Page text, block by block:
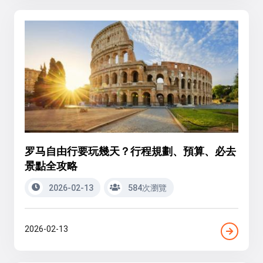
罗马自由行要玩幾天？行程規劃、預算、必去
景點全攻略
2026-02-13 584次瀏覽
2026-02-13